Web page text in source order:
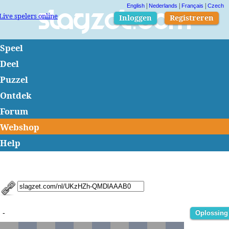
Slagzet.com
spelers online Inloggen Registreren
Speel
Deel
Puzzel
Ontdek
Forum
Webshop
Help
-
English Nederlands Français Czech